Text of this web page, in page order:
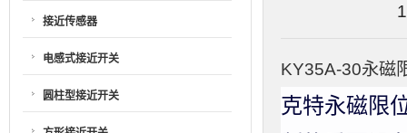
KY35A-30永磁
克特永磁限
接近传感器
电感式接近开关
圆柱型接近开关